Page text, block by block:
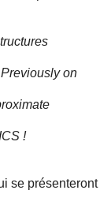
Previously on
!
se présenteront